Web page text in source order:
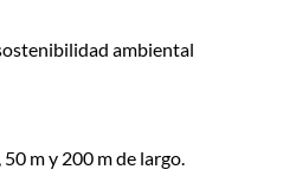
ambiental
m y 200 m de largo.